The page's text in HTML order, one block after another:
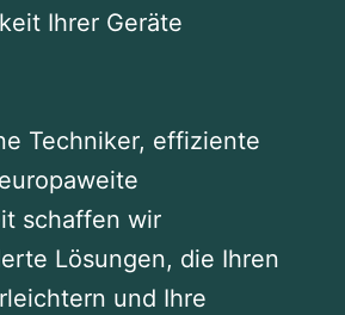
Ihrer Geräte
Techniker, effiziente
schaffen wir
Lösungen, die Ihren
und Ihre